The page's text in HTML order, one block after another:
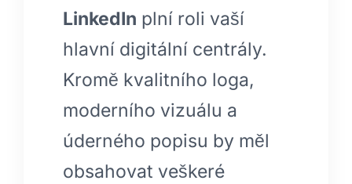
LinkedIn plní roli vaší
hlavní digitální centrály.
Kromě kvalitního loga,
moderního vizuálu a
úderného popisu by měl
obsahovat veškeré